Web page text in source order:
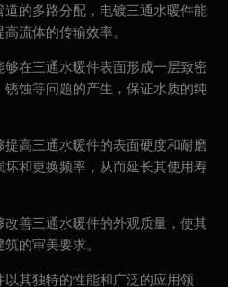
的多路分配，电镀三通水暖件能
流体的传输效率。
在三通水暖件表面形成一层致密
蚀等问题的产生，保证水质的纯
高三通水暖件的表面硬度和耐磨
和更换频率，从而延长其使用寿
善三通水暖件的外观质量，使其
的审美要求。
其独特的性能和广泛的应用领